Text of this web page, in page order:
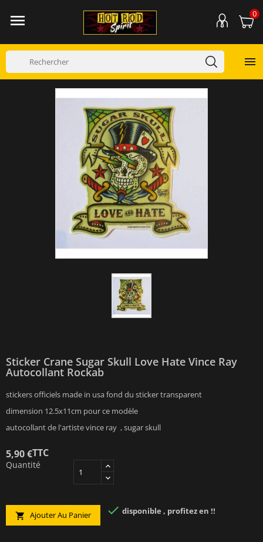
 0

Sticker Crane Sugar Skull Love Hate Vince Ray
Autocollant Rockab
stickers officiels made in usa fond du sticker transparent
dimension 12.5x11cm pour ce modèle
autocollant de l'artiste vince ray , sugar skull
5,90 €TTC
Quantité
 Ajouter Au Panier  disponible , profitez en !!